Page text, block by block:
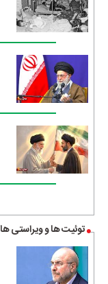
توئیت ها و ویراستی